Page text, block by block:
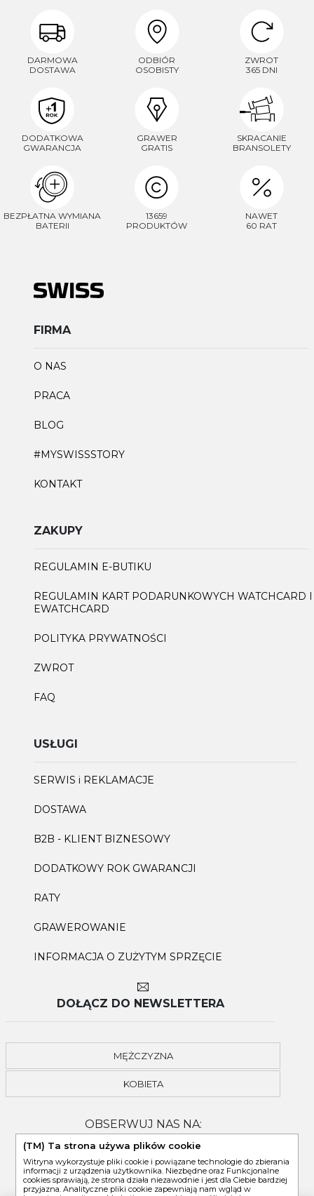
DARMOWA
DOSTAWA
ODBIÓR
OSOBISTY
ZWROT
365 DNI
DODATKOWA
GWARANCJA
GRAWER
GRATIS
SKRACANIE
BRANSOLETY
BEZPŁATNA WYMIANA
BATERII
13659
PRODUKTÓW
NAWET
60 RAT
FIRMA
O NAS
PRACA
BLOG
#MYSWISSSTORY
KONTAKT
ZAKUPY
REGULAMIN E-BUTIKU
REGULAMIN KART PODARUNKOWYCH WATCHCARD I
EWATCHCARD
POLITYKA PRYWATNOŚCI
ZWROT
FAQ
USŁUGI
SERWIS i REKLAMACJE
DOSTAWA
B2B - KLIENT BIZNESOWY
DODATKOWY ROK GWARANCJI
RATY
GRAWEROWANIE
INFORMACJA O ZUŻYTYM SPRZĘCIE
DOŁĄCZ DO NEWSLETTERA
MĘŻCZYZNA
KOBIETA
OBSERWUJ NAS NA:
(TM) Ta strona używa plików cookie
Witryna wykorzystuje pliki cookie i powiązane technologie do zbierania
informacji z urządzenia użytkownika. Niezbędne oraz Funkcjonalne
cookies sprawiają, że strona działa niezawodnie i jest dla Ciebie bardziej
przyjazna. Analityczne pliki cookie zapewniają nam wgląd w